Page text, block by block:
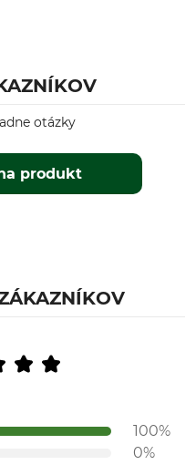
produkt
otázky
100%
0%